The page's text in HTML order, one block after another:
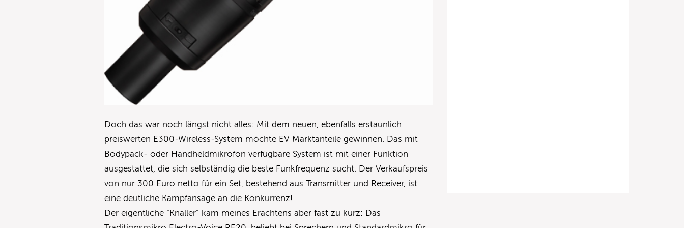
Doch das war noch längst nicht alles: Mit dem neuen, ebenfalls erstaunlich
preiswerten E300-Wireless-System möchte EV Marktanteile gewinnen. Das mit
Bodypack- oder Handheldmikrofon verfügbare System ist mit einer Funktion
ausgestattet, die sich selbständig die beste Funkfrequenz sucht. Der Verkaufspreis
von nur 300 Euro netto für ein Set, bestehend aus Transmitter und Receiver, ist
eine deutliche Kampfansage an die Konkurrenz!
Der eigentliche “Knaller” kam meines Erachtens aber fast zu kurz: Das